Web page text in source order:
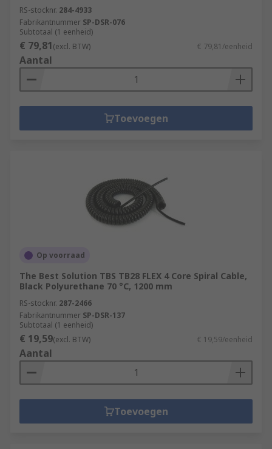
RS-stocknr. 284-4933
Fabrikantnummer SP-DSR-076
Subtotaal (1 eenheid)
€ 79,81(excl. BTW) € 79,81/eenheid
Aantal
Toevoegen
Op voorraad
The Best Solution TBS TB28 FLEX 4 Core Spiral Cable,
Black Polyurethane 70 °C, 1200 mm
RS-stocknr. 287-2466
Fabrikantnummer SP-DSR-137
Subtotaal (1 eenheid)
€ 19,59(excl. BTW) € 19,59/eenheid
Aantal
Toevoegen